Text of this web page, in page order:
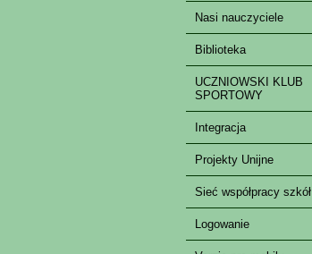
Nasi nauczyciele
Biblioteka
UCZNIOWSKI KLUB
SPORTOWY
Integracja
Projekty Unijne
Sieć współpracy szkół
Logowanie